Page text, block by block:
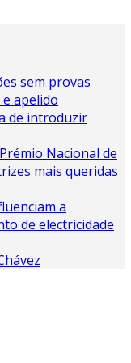
sem provas
apelido
de introduzir
Nacional de
mais queridas
a
de electricidade